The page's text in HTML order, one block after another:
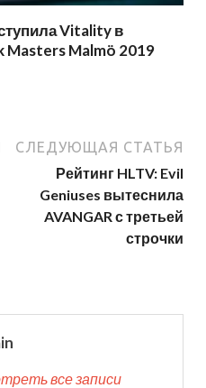
Vitality в
Masters Malmö 2019
СЛЕДУЮЩАЯ СТАТЬЯ
Рейтинг HLTV: Evil
Geniuses вытеснила
AVANGAR с третьей
строчки
все записи